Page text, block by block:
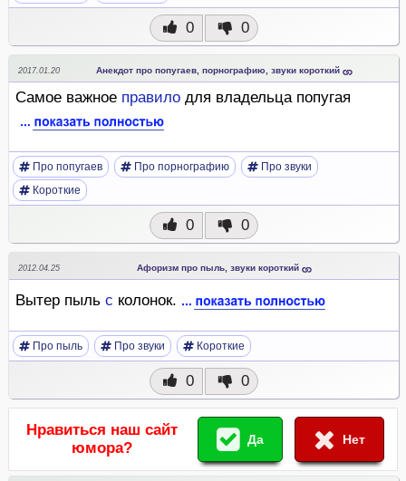
0 0
2017.01.20 Анекдот про попугаев, порнографию, звуки короткий
Самое важное правило для владельца попугая
Про попугаев Про порнографию
Про звуки
Короткие
0 0
2012.04.25 Афоризм про пыль, звуки короткий
Вытер пыль с колонок.
Про пыль Про звуки Короткие
0 0
Нравиться наш сайт
юмора?
Да Нет